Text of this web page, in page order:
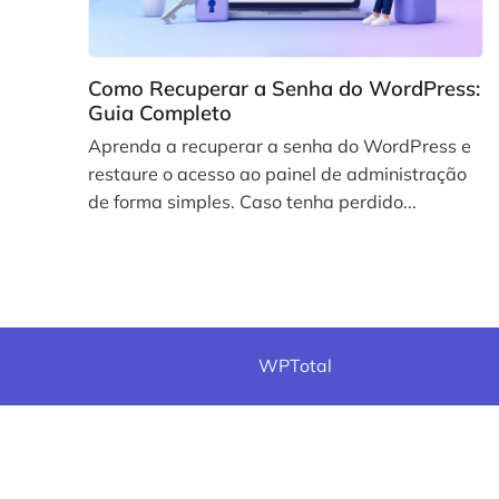
Como Recuperar a Senha do WordPress:
Guia Completo
Aprenda a recuperar a senha do WordPress e
restaure o acesso ao painel de administração
de forma simples. Caso tenha perdido...
WPTotal